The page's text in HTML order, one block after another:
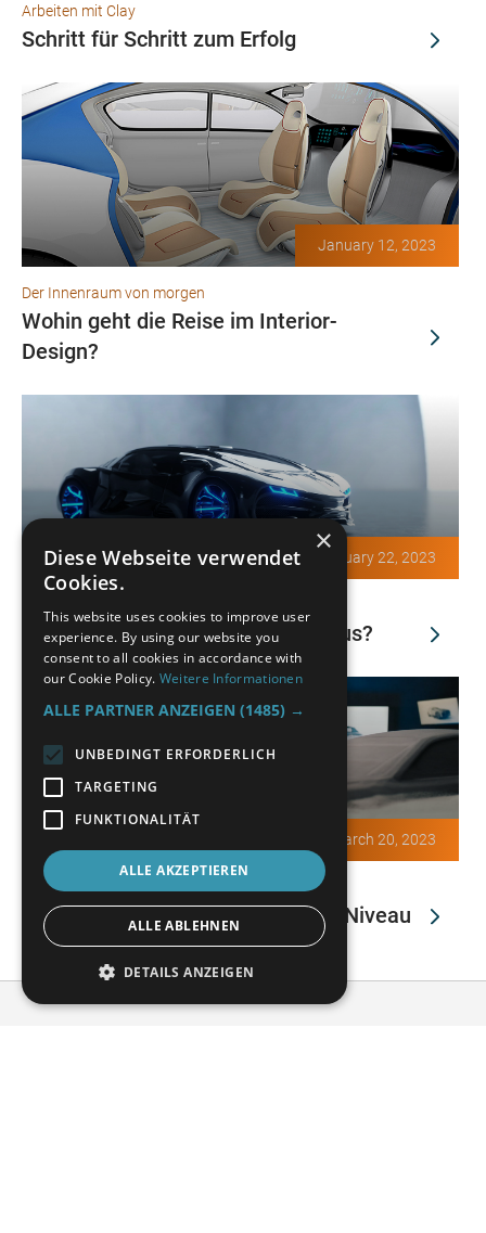
Arbeiten mit Clay
Schritt für Schritt zum Erfolg
January 12, 2023
Der Innenraum von morgen
Wohin geht die Reise im Interior-
Design?
February 22, 2023
Wie sieht das Auto von morgen aus?
March 20, 2023
Design & Sicherheit
Sicherheitssystem auf höchstem Niveau
×
Diese Webseite verwendet
Cookies.
This website uses cookies to improve user
experience. By using our website you
consent to all cookies in accordance with
our Cookie Policy. Weitere Informationen
ALLE PARTNER ANZEIGEN (1485) →
UNBEDINGT ERFORDERLICH
TARGETING
FUNKTIONALITÄT
ALLE AKZEPTIEREN
ALLE ABLEHNEN
DETAILS ANZEIGEN